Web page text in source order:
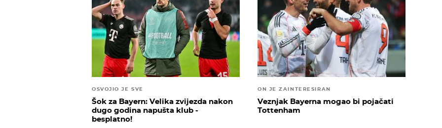
OSVOJIO JE SVE
Šok za Bayern: Velika zvijezda nakon
dugo godina napušta klub -
besplatno!
ON JE ZAINTERESIRAN
Veznjak Bayerna mogao bi pojačati
Tottenham